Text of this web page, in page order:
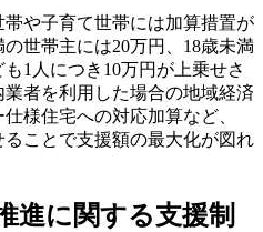
や子育て世帯には加算措置が
世帯主には20万円、18歳未満
1人につき10万円が上乗せさ
者を利用した場合の地域経済
様住宅への対応加算など、
ことで支援額の最大化が図れ
進に関する支援制